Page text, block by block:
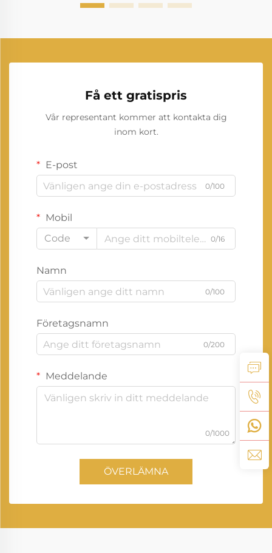
Få ett gratispris
Vår representant kommer att kontakta dig
inom kort.
E-post
0/100
Mobil
Code
0/16
Namn
0/100
Företagsnamn
0/200
Meddelande
0/1000
ÖVERLÄMNA